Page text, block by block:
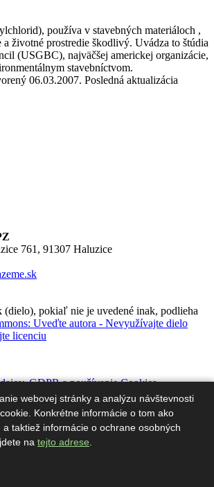
používa v stavebných materiáloch ,
životné prostredie škodlivý. Uvádza to štúdia
(USGBC), najväčšej americkej organizácie,
stavebníctvom.
06.03.2007. Posledná aktualizácia
761, 91307 Haluzice
(dielo), pokiaľ nie je uvedené inak, podlieha
Uveďte autora - Nevyužívajte dielo
licenciu
GDPR a používanie Cookies
vznikla s finančnou podporou Zero Waste
fondom v rámci Zeleného
webovej stránky a analýzu návštevnosti
Konkrétne informácie o tom ako
taktiež informácie o ochrane osobných
na tejto adrese